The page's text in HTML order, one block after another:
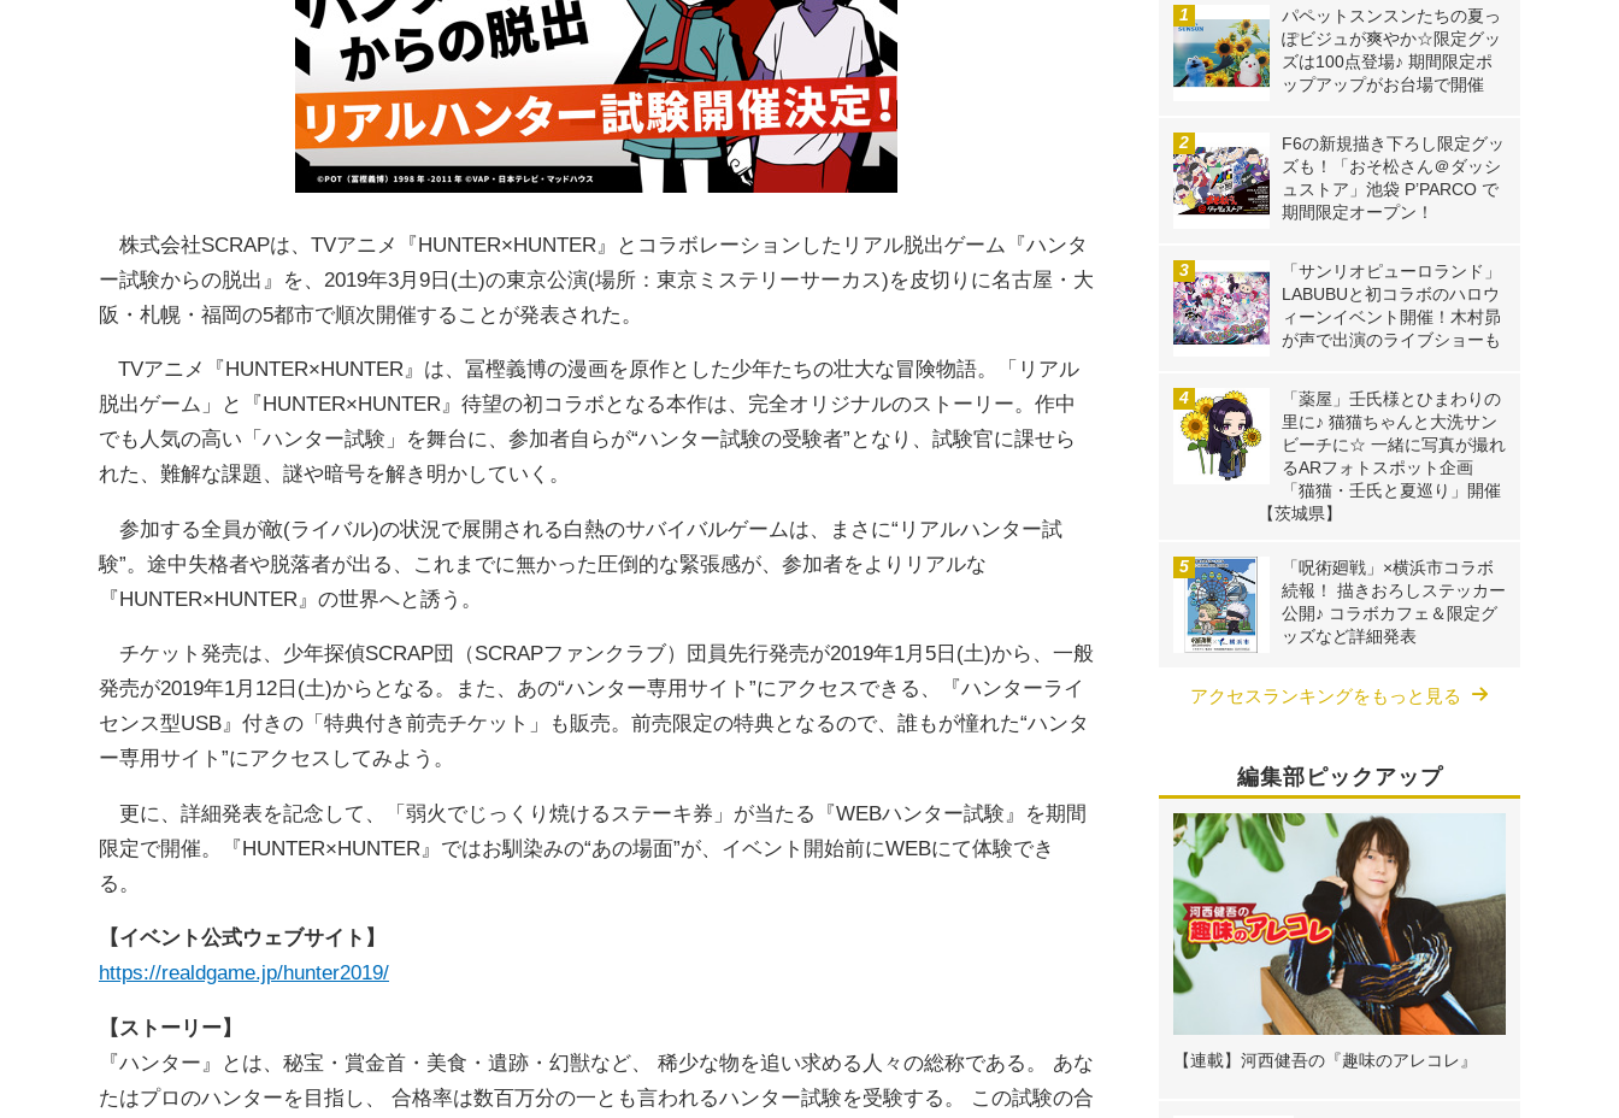
株式会社SCRAPは、TVアニメ『HUNTER×HUNTER』とコラボレーションしたリアル脱出ゲーム『ハンタ
ー試験からの脱出』を、2019年3月9日(土)の東京公演(場所：東京ミステリーサーカス)を皮切りに名古屋・大
阪・札幌・福岡の5都市で順次開催することが発表された。
TVアニメ『HUNTER×HUNTER』は、冨樫義博の漫画を原作とした少年たちの壮大な冒険物語。「リアル
脱出ゲーム」と『HUNTER×HUNTER』待望の初コラボとなる本作は、完全オリジナルのストーリー。作中
でも人気の高い「ハンター試験」を舞台に、参加者自らが“ハンター試験の受験者”となり、試験官に課せら
れた、難解な課題、謎や暗号を解き明かしていく。
参加する全員が敵(ライバル)の状況で展開される白熱のサバイバルゲームは、まさに“リアルハンター試
験”。途中失格者や脱落者が出る、これまでに無かった圧倒的な緊張感が、参加者をよりリアルな
『HUNTER×HUNTER』の世界へと誘う。
チケット発売は、少年探偵SCRAP団（SCRAPファンクラブ）団員先行発売が2019年1月5日(土)から、一般
発売が2019年1月12日(土)からとなる。また、あの“ハンター専用サイト”にアクセスできる、『ハンターライ
センス型USB』付きの「特典付き前売チケット」も販売。前売限定の特典となるので、誰もが憧れた“ハンタ
ー専用サイト”にアクセスしてみよう。
更に、詳細発表を記念して、「弱火でじっくり焼けるステーキ券」が当たる『WEBハンター試験』を期間
限定で開催。『HUNTER×HUNTER』ではお馴染みの“あの場面”が、イベント開始前にWEBにて体験でき
る。
【イベント公式ウェブサイト】
https://realdgame.jp/hunter2019/
【ストーリー】
『ハンター』とは、秘宝・賞金首・美食・遺跡・幻獣など、 稀少な物を追い求める人々の総称である。 あな
たはプロのハンターを目指し、 合格率は数百万分の一とも言われるハンター試験を受験する。 この試験の合
パペットスンスンたちの夏っ
ぽビジュが爽やか☆限定グッ
ズは100点登場♪ 期間限定ポ
ップアップがお台場で開催
F6の新規描き下ろし限定グッ
ズも！「おそ松さん＠ダッシ
ュストア」池袋 P’PARCO で
期間限定オープン！
「サンリオピューロランド」
LABUBUと初コラボのハロウ
ィーンイベント開催！木村昴
が声で出演のライブショーも
「薬屋」壬氏様とひまわりの
里に♪ 猫猫ちゃんと大洗サン
ビーチに☆ 一緒に写真が撮れ
るARフォトスポット企画
「猫猫・壬氏と夏巡り」開催
【茨城県】
「呪術廻戦」×横浜市コラボ
続報！ 描きおろしステッカー
公開♪ コラボカフェ＆限定グ
ッズなど詳細発表
アクセスランキングをもっと見る
編集部ピックアップ
【連載】河西健吾の『趣味のアレコレ』